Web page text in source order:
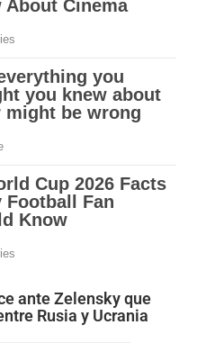
ante Zelensky que
Rusia y Ucrania